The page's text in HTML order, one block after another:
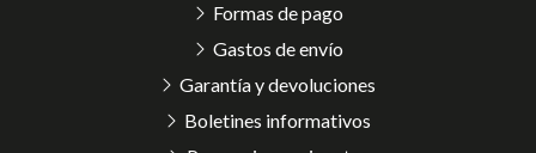
Formas de pago
Gastos de envío
Garantía y devoluciones
Boletines informativos